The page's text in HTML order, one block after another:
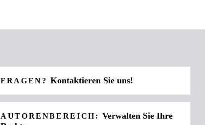
FRAGEN?Kontaktieren Sie uns!
AUTORENBEREICH:Verwalten Sie Ihre